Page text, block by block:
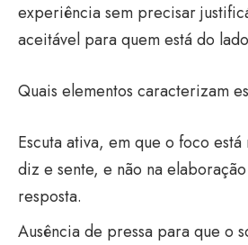
experiência sem precisar
aceitável para quem está do
Quais elementos caracterizam
Escuta ativa, em que o foco
diz e sente, e não na
resposta.
Ausência de pressa para que o